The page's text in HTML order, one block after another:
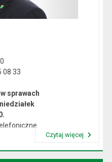
08 33
sprawach
Czytaj więcej